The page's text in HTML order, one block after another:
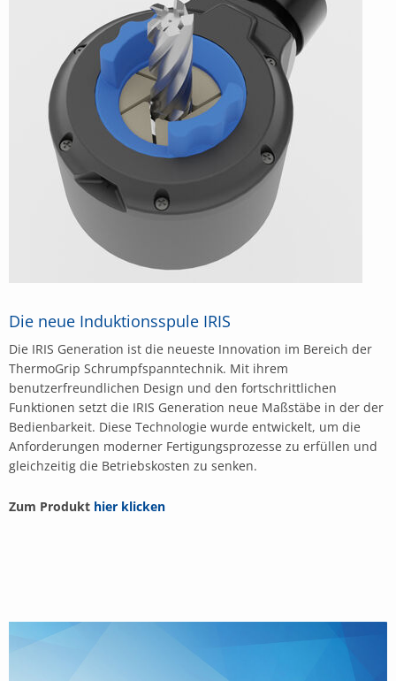
Die neue Induktionsspule IRIS
Die IRIS Generation ist die neueste Innovation im Bereich der
ThermoGrip Schrumpfspanntechnik. Mit ihrem
benutzerfreundlichen Design und den fortschrittlichen
Funktionen setzt die IRIS Generation neue Maßstäbe in der der
Bedienbarkeit. Diese Technologie wurde entwickelt, um die
Anforderungen moderner Fertigungsprozesse zu erfüllen und
gleichzeitig die Betriebskosten zu senken.
Zum Produkt hier klicken